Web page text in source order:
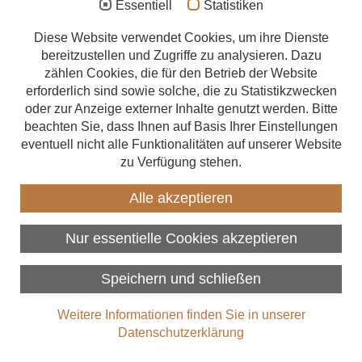
Aufstockung
Anbau
Energetische Sanierung
Finanzierung
Zimmerer finden
10 Irrtümer zum Bauen mit
Holz
Immer noch gibt es alte Vorurteile, wenn es ums Bauen mit Holz
geht. Guter Grund also, den 10 meistverbreiteten
Falschannahmen die richtigen Fakten gegenüberzustellen:
Weiterlesen
Essentiell Statistiken
Diese Website verwendet Cookies, um ihre Dienste
bereitzustellen und Zugriffe zu analysieren. Dazu
zählen Cookies, die für den Betrieb der Website
erforderlich sind sowie solche, die zu Statistikzwecken
oder zur Anzeige externer Inhalte genutzt werden. Bitte
beachten Sie, dass Ihnen auf Basis Ihrer Einstellungen
eventuell nicht alle Funktionalitäten auf unserer Website
zu Verfügung stehen.
Alle akzeptieren
Nur essentielle Cookies akzeptieren
Speichern und schließen
Weitere Informationen finden Sie in unserer
Datenschutzerklärung